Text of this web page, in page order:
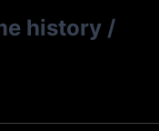
history /